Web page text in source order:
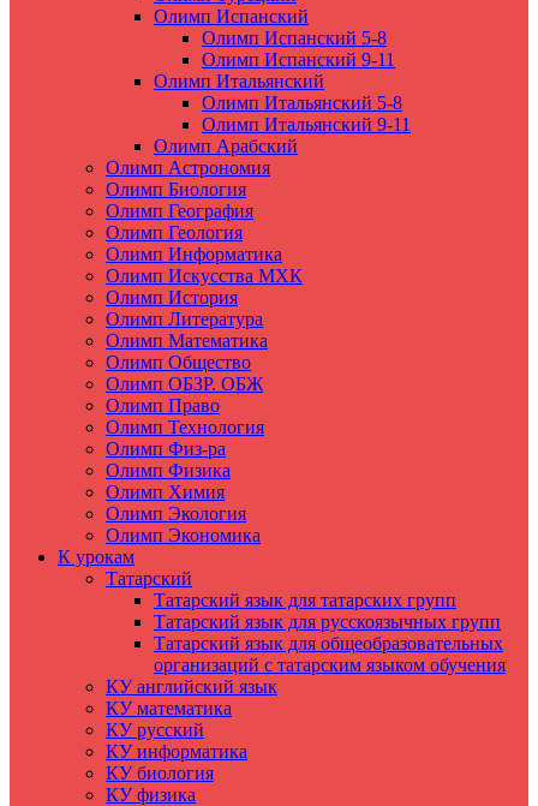
Олимп Испанский
Олимп Испанский 5-8
Олимп Испанский 9-11
Олимп Итальянский
Олимп Итальянский 5-8
Олимп Итальянский 9-11
Олимп Арабский
Олимп Астрономия
Олимп Биология
Олимп География
Олимп Геология
Олимп Информатика
Олимп Искусства МХК
Олимп История
Олимп Литература
Олимп Математика
Олимп Общество
Олимп ОБЗР. ОБЖ
Олимп Право
Олимп Технология
Олимп Физ-ра
Олимп Физика
Олимп Химия
Олимп Экология
Олимп Экономика
К урокам
Татарский
Татарский язык для татарских групп
Татарский язык для русскоязычных групп
Татарский язык для общеобразовательных
организаций с татарским языком обучения
КУ английский язык
КУ математика
КУ русский
КУ информатика
КУ биология
КУ физика